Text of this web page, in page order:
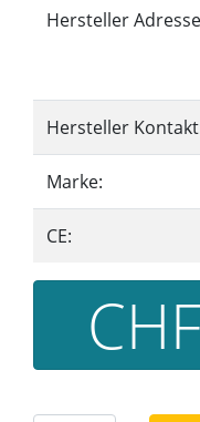
Hersteller
Hersteller
Marke:
CE: